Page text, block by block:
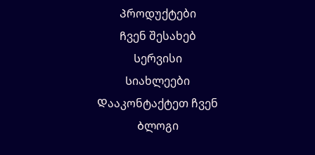
Პროდუქტები
Ჩვენ შესახებ
Სერვისი
Სიახლეები
Დააკონტაქტეთ ჩვენ
Ბლოგი